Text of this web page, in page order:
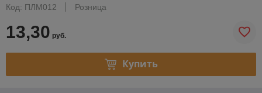
Код: ПЛМ012
Розница
13,30 руб.
Купить